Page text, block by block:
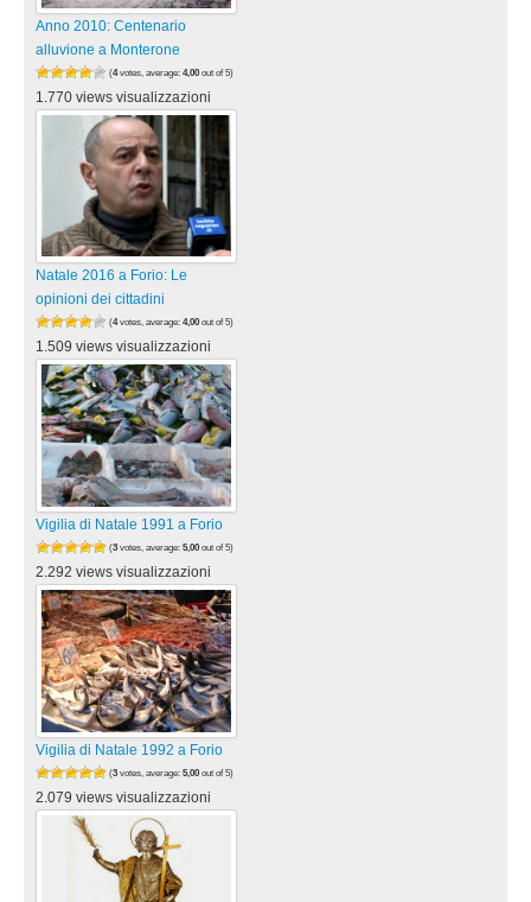
Anno 2010: Centenario
alluvione a Monterone
(4votes, average: 4,00 out of 5)
1.770 views visualizzazioni
Natale 2016 a Forio: Le
opinioni dei cittadini
(4votes, average: 4,00 out of 5)
1.509 views visualizzazioni
Vigilia di Natale 1991 a Forio
(3 votes, average: 5,00 out of 5)
2.292 views visualizzazioni
Vigilia di Natale 1992 a Forio
(3 votes, average: 5,00 out of 5)
2.079 views visualizzazioni